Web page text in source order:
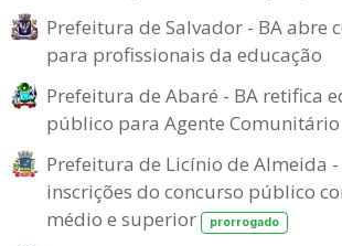
Prefeitura de Salvador - BA abre
para profissionais da educação
Prefeitura de Abaré - BA retifica
público para Agente Comunitário
Prefeitura de Licínio de Almeida
inscrições do concurso público
médio e superior
prorrogado